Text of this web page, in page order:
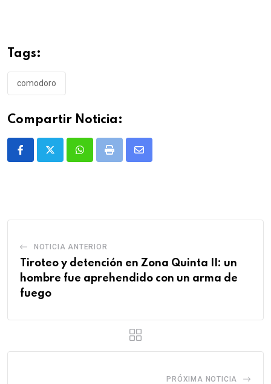
Tags:
comodoro
Compartir Noticia:
WhatsappPrint
Share
NOTICIA ANTERIOR
Tiroteo y detención en Zona Quinta II: un
hombre fue aprehendido con un arma de
fuego
PRÓXIMA NOTICIA